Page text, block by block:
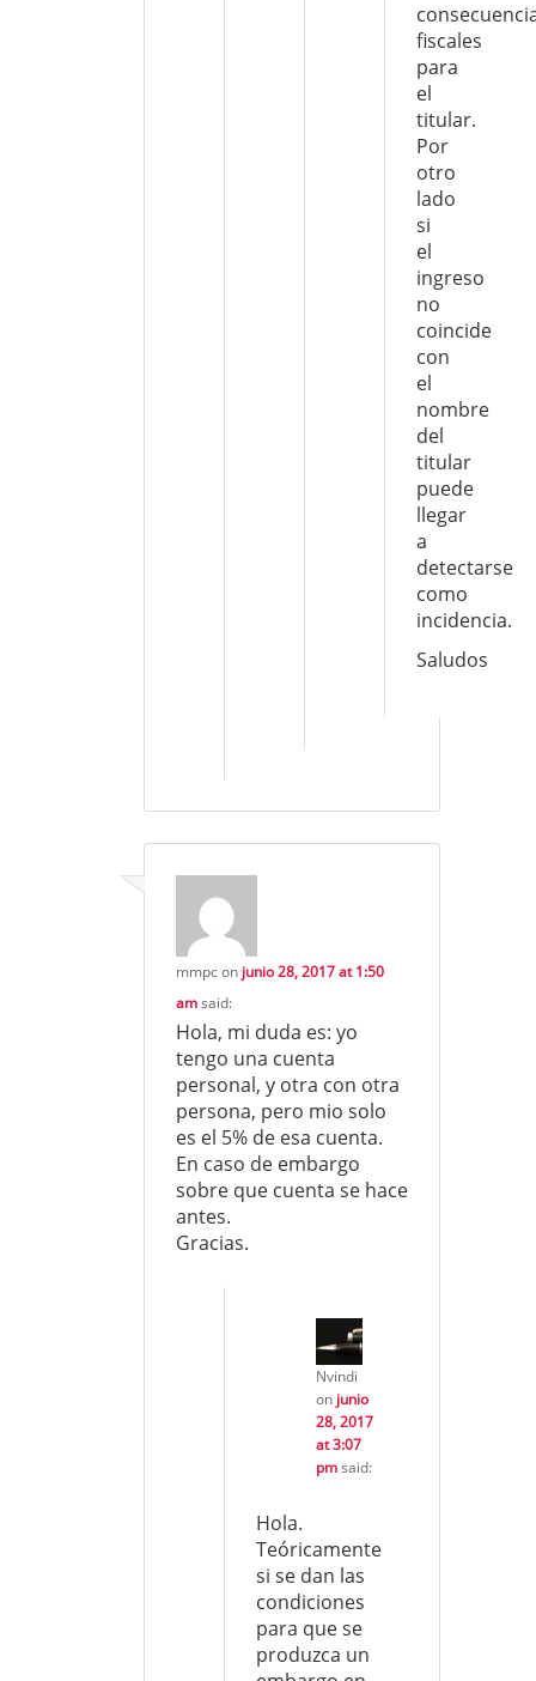
fiscales
para
el
titular.
Por
otro
lado
si
el
ingreso
no
coincide
con
el
nombre
del
titular
puede
llegar
a
detectarse
como
incidencia.
Saludos
mmpcon junio 28, 2017 at 1:50
amsaid:
Hola, mi duda es: yo
tengo una cuenta
personal, y otra con otra
persona, pero mio solo
es el 5% de esa cuenta.
En caso de embargo
sobre que cuenta se hace
antes.
Gracias.
Nvindi
on junio
28, 2017
at 3:07
pmsaid:
Hola.
Teóricamente
si se dan las
condiciones
para que se
produzca un